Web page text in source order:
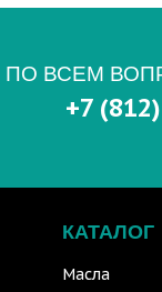
ПО ВСЕМ
+7
КАТАЛОГ
Масла